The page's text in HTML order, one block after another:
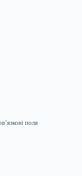
поля